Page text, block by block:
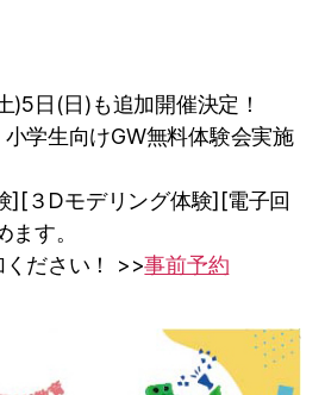
日(日)も追加開催決定！
学生向けGW無料体験会実施
][３Dモデリング体験][電子回
す。
ださい！ >>事前予約